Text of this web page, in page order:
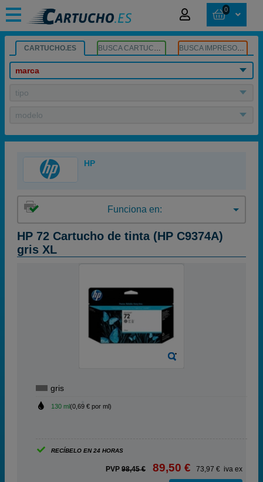
0
CARTUCHO.ES BUSCA CARTUCHOS BUSCA IMPRESORA
marca
tipo
modelo
HP
Funciona en:
HP 72 Cartucho de tinta (HP C9374A)
gris XL
gris
130 ml(0,69 € por ml)
RECÍBELO EN 24 HORAS
PVP 98,45 € 89,50 € 73,97 € iva ex